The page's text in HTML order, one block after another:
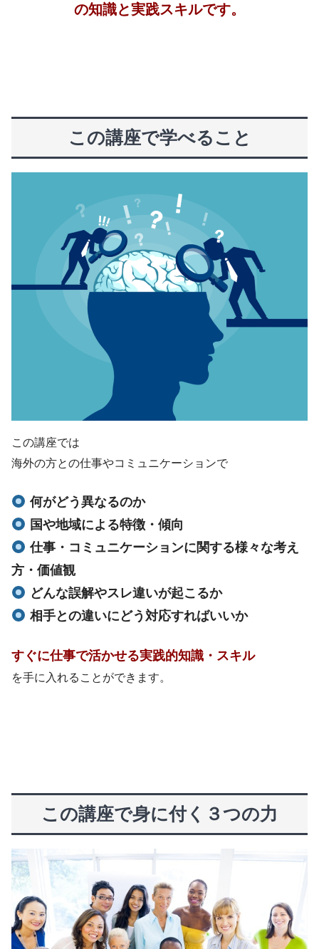
の知識と実践スキルです。
この講座で学べること
この講座では
海外の方との仕事やコミュニケーションで
何がどう異なるのか
国や地域による特徴・傾向
仕事・コミュニケーションに関する様々な考え
方・価値観
どんな誤解やスレ違いが起こるか
相手との違いにどう対応すればいいか
すぐに仕事で活かせる実践的知識・スキル
を手に入れることができます。
この講座で身に付く３つの力